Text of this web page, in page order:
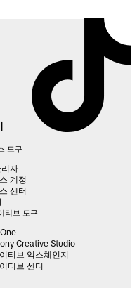
도구
리자
계정
센터
티브 도구
Creative Studio
티브 익스체인지
티브 센터